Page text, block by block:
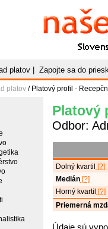
Naše
Slovenský
platov Zapojte sa do
platov / Platový profil -
Platový
Odbor:
Dolný kvartil
[?]
Medián[?]
Horný kvartil
[?]
Priemerná
Údaje sú